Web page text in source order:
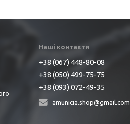
Наші контакти
+38 (067) 448-80-08
+38 (050) 499-75-75
+38 (093) 072-49-35
amunicia.shop@gmail.com